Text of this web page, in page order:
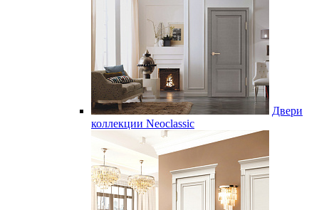
Двери
коллекции Neoclassic